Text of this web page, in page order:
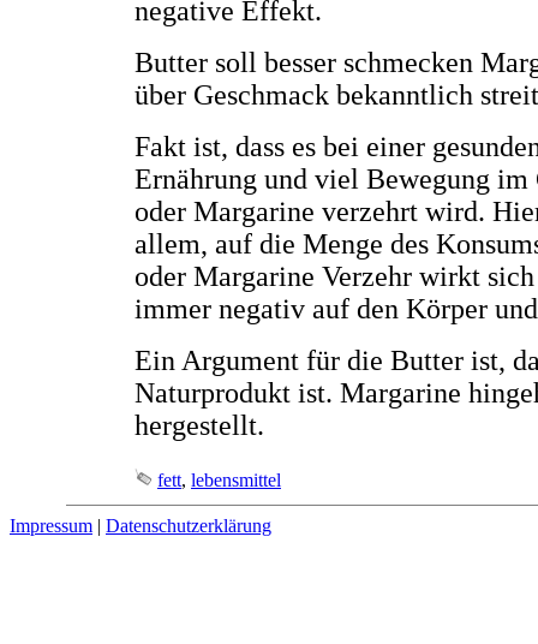
negative Effekt.
Butter soll besser schmecken
über Geschmack bekanntlich
Fakt ist, dass es bei einer
Ernährung und viel Bewegung
oder Margarine verzehrt wird.
allem, auf die Menge des
oder Margarine Verzehr wirkt
immer negativ auf den Körper
Ein Argument für die Butter ist,
Naturprodukt ist. Margarine
hergestellt.
fett, lebensmittel
Impressum | Datenschutzerklärung